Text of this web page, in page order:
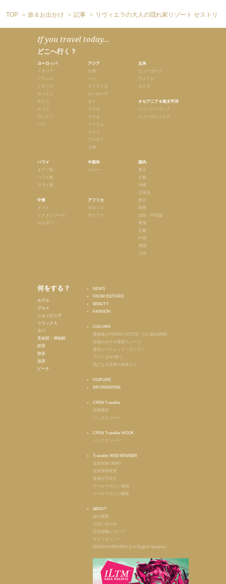
TOP 旅＆お出かけ 記事 リヴィエラの大人の隠れ家リゾート セストリ
If you travel today...
どこへ行く？
ヨーロッパ
イタリア
フランス
イギリス
スペイン
チェコ
スイス
ロンドン
パリ
ハワイ
オアフ島
ハワイ島
マウイ島
中東
ドバイ
イスタンブール
ヨルダン
アジア
台湾
バリ
スリランカ
カンボジア
タイ
ラオス
マカオ
ベトナム
インド
ブルネイ
上海
中南米
ペルー
アフリカ
モロッコ
ボツワナ
北米
ニューヨーク
アメリカ
カナダ
オセアニア＆南太平洋
ニュージーランド
ニューカレドニア
国内
東京
京都
沖縄
北海道
東北
関東
北陸・甲信越
東海
近畿
中国
四国
九州
何をする？
ホテル
グルメ
ショッピング
リラックス
スパ
美術館・博物館
絶景
散策
温泉
ビーチ
NEWS
FROM EDITORS
BEAUTY
FASHION
COLUMN
齋藤薫のTRAVEL NOTES「心に残る時間」
至福のホテル最新ニュース
最旬シークレット・ロンドン
アートなNY便り
気になる世界の街角から
FEATURE
INFORMATION
CREA Traveller
定期購読
バックナンバー
CREA Traveller MOOK
バックナンバー
Traveller WEB MEMBER
会員登録 (無料)
会員情報変更
各種お手続き
メールマガジン登録
メールマガジン解除
ABOUT
会社概要
お問い合わせ
広告掲載について
サイトポリシー
MEIDA OVERVIEW (For English Speaker)